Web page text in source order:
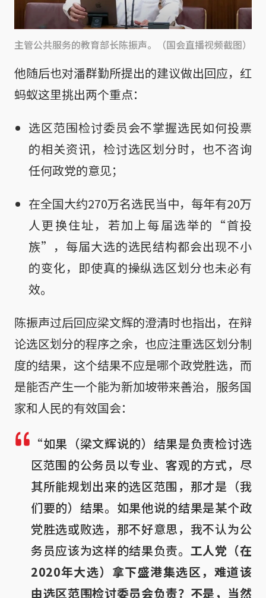
主管公共服务的教育部长陈振声。（国会直播视频截图）
他随后也对潘群勤所提出的建议做出回应，红
蚂蚁这里挑出两个重点：
选区范围检讨委员会不掌握选民如何投票
的相关资讯，检讨选区划分时，也不咨询
任何政党的意见；
在全国大约270万名选民当中，每年有20万
人更换住址，若加上每届选举的“首投
族”，每届大选的选民结构都会出现不小
的变化，即使真的操纵选区划分也未必有
效。
陈振声过后回应梁文辉的澄清时也指出，在辩
论选区划分的程序之余，也应注重选区划分制
度的结果，这个结果不应是哪个政党胜选，而
是能否产生一个能为新加坡带来善治，服务国
家和人民的有效国会：
“如果（梁文辉说的）结果是负责检讨选
区范围的公务员以专业、客观的方式，尽
其所能规划出来的选区范围，那才是（我
们要的）结果。如果他说的结果是某个政
党胜选或败选，那不好意思，我不认为公
务员应该为这样的结果负责。 工人党（在
2020年大选）拿下盛港集选区，难道该
由选区范围检讨委员会负责？不是，当然